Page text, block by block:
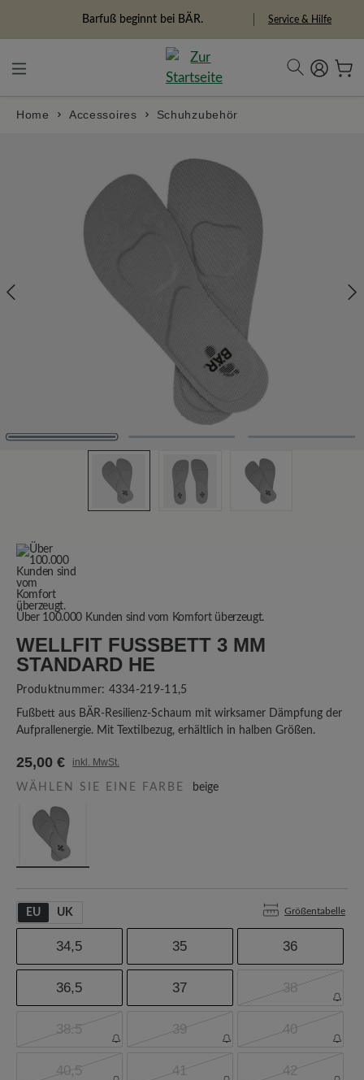
Freiheitspioniere Service & Hilfe
Home Accessoires Schuhzubehör
Über 100.000 Kunden sind vom Komfort überzeugt.
WELLFIT FUSSBETT 3 MM S
TANDARD HE
Produktnummer: 4334-219-11,5
Fußbett aus BÄR-Resilienz-Schaum mit wirksamer Dämpfung der
Aufprallenergie. Mit Textilbezug, erhältlich in halben Größen.
25,00 € inkl. MwSt.
WÄHLEN SIE EINE FARBE beige
EU UK Größentabelle
34,5 35 36
36,5 37 38
38.5 39 40
40,5 41 42